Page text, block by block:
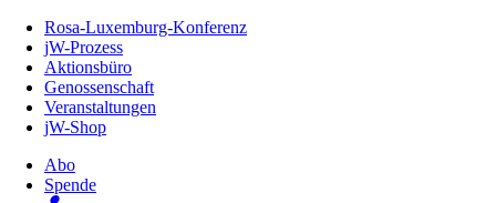
Inhalt
Seite
Rosa-Luxemburg-Konferenz
jW-Prozess
Aktionsbüro
Genossenschaft
Veranstaltungen
jW-Shop
Abo
Spende